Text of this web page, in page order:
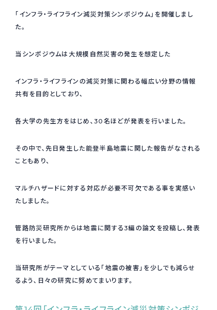
研究開発 R&D
webカタログ
「インフラ・ライフライン減災対策シンポジウム」を開催しまし
た。
当シンポジウムは大規模自然災害の発生を想定した
インフラ・ライフラインの減災対策に関わる幅広い分野の情報
共有を目的としており、
各大学の先生方をはじめ、30名ほどが発表を行いました。
その中で、先日発生した能登半島地震に関した報告がなされる
こともあり、
マルチハザードに対する対応が必要不可欠である事を実感い
たしました。
管路防災研究所からは地震に関する3編の論文を投稿し、発表
を行いました。
当研究所がテーマとしている「地震の被害」を少しでも減らせ
るよう、日々の研究に努めてまいります。